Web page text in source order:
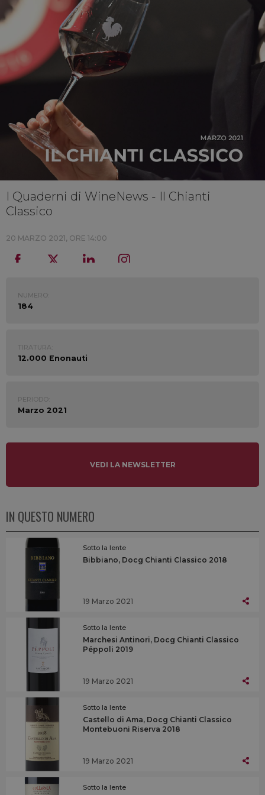
I Quaderni di WineNews - Il Chianti
Classico
20 MARZO 2021, ORE 14:00
NUMERO:
184
TIRATURA:
12.000 Enonauti
PERIODO:
Marzo 2021
VEDI LA NEWSLETTER
IN QUESTO NUMERO
Sotto la lente
Bibbiano, Docg Chianti Classico 2018
19 Marzo 2021
Sotto la lente
Marchesi Antinori, Docg Chianti Classico
Péppoli 2019
19 Marzo 2021
Sotto la lente
Castello di Ama, Docg Chianti Classico
Montebuoni Riserva 2018
19 Marzo 2021
Sotto la lente